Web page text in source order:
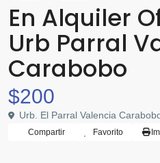
En Alquiler
Urb Parral
Carabobo
$200
Urb. El Parral Valencia
Compartir Favorito